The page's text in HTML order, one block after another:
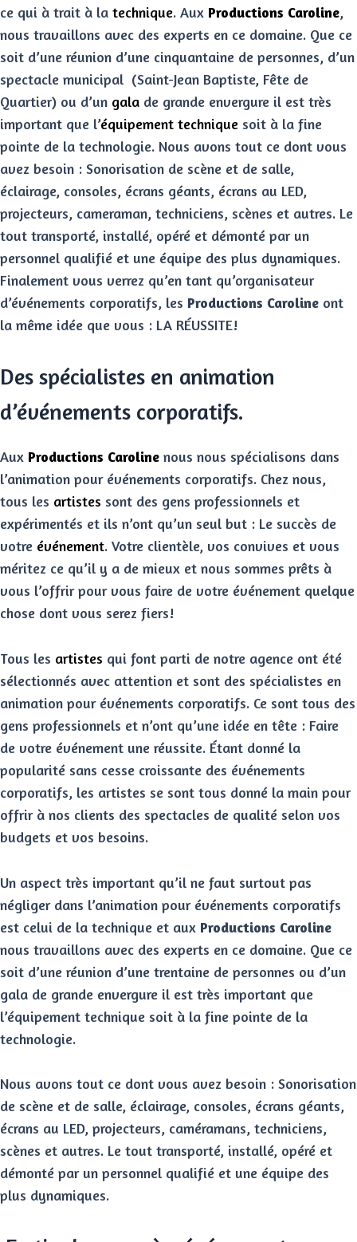
ce qui à trait à la technique. Aux Productions Caroline,
nous travaillons avec des experts en ce domaine. Que ce
soit d’une réunion d’une cinquantaine de personnes, d’un
spectacle municipal (Saint-Jean Baptiste, Fête de
Quartier) ou d’un gala de grande envergure il est très
important que l’équipement technique soit à la fine
pointe de la technologie. Nous avons tout ce dont vous
avez besoin : Sonorisation de scène et de salle,
éclairage, consoles, écrans géants, écrans au LED,
projecteurs, cameraman, techniciens, scènes et autres. Le
tout transporté, installé, opéré et démonté par un
personnel qualifié et une équipe des plus dynamiques.
Finalement vous verrez qu’en tant qu’organisateur
d’événements corporatifs, les Productions Caroline ont
la même idée que vous : LA RÉUSSITE!
Des spécialistes en animation
d’événements corporatifs.
Aux Productions Caroline nous nous spécialisons dans
l’animation pour événements corporatifs. Chez nous,
tous les artistes sont des gens professionnels et
expérimentés et ils n’ont qu’un seul but : Le succès de
votre événement. Votre clientèle, vos convives et vous
méritez ce qu’il y a de mieux et nous sommes prêts à
vous l’offrir pour vous faire de votre événement quelque
chose dont vous serez fiers!
Tous les artistes qui font parti de notre agence ont été
sélectionnés avec attention et sont des spécialistes en
animation pour événements corporatifs. Ce sont tous des
gens professionnels et n’ont qu’une idée en tête : Faire
de votre événement une réussite. Étant donné la
popularité sans cesse croissante des événements
corporatifs, les artistes se sont tous donné la main pour
offrir à nos clients des spectacles de qualité selon vos
budgets et vos besoins.
Un aspect très important qu’il ne faut surtout pas
négliger dans l’animation pour événements corporatifs
est celui de la technique et aux Productions Caroline
nous travaillons avec des experts en ce domaine. Que ce
soit d’une réunion d’une trentaine de personnes ou d’un
gala de grande envergure il est très important que
l’équipement technique soit à la fine pointe de la
technologie.
Nous avons tout ce dont vous avez besoin : Sonorisation
de scène et de salle, éclairage, consoles, écrans géants,
écrans au LED, projecteurs, caméramans, techniciens,
scènes et autres. Le tout transporté, installé, opéré et
démonté par un personnel qualifié et une équipe des
plus dynamiques.